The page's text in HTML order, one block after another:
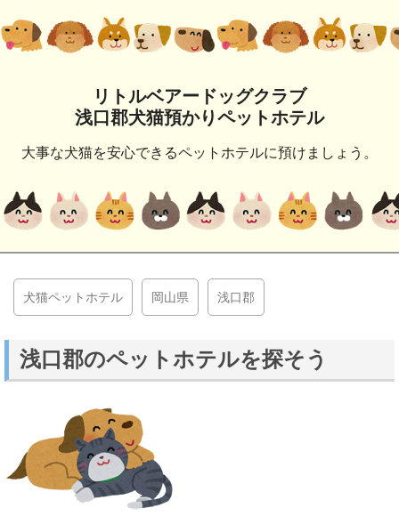
リトルベアードッグクラブ
浅口郡犬猫預かりペットホテル
大事な犬猫を安心できるペットホテルに預けましょう。
犬猫ペットホテル 岡山県 浅口郡
浅口郡のペットホテルを探そう